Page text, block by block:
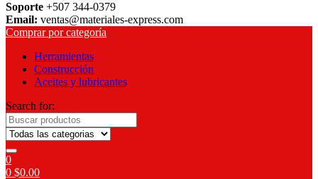
Soporte +507 344-0379
Email: ventas@materiales-express.com
Comprar por categoría
Herramientas
Construcción
Aceites y lubricantes
Search for:
0
0 $0.00